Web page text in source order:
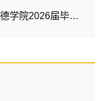
“企聚宝德 才启未来”天津商业大学宝德学院2026届毕业生就业洽谈会邀请函